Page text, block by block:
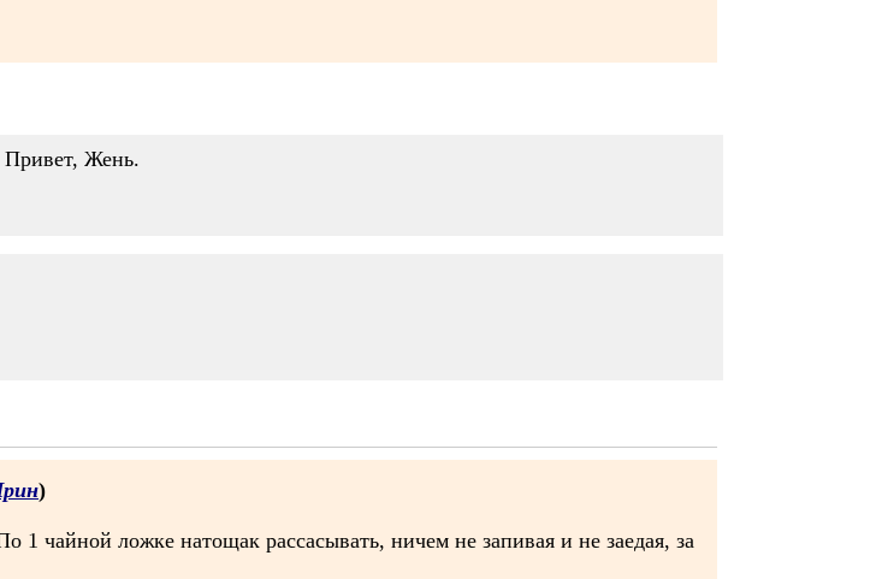
Привет, Жень.
)
чайной ложке натощак рассасывать, ничем не запивая и не заедая, за